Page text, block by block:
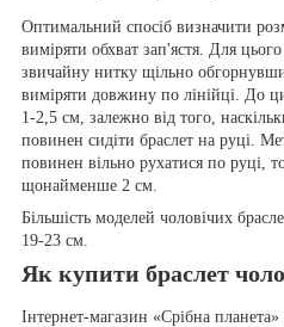
Оптимальний спосіб визначити
виміряти обхват зап'ястя. Для
звичайну нитку щільно обгорнувши
виміряти довжину по лінійці. До
1-2,5 см, залежно від того,
повинен сидіти браслет на руці.
повинен вільно рухатися по руці,
щонайменше 2 см.
Більшість моделей чоловічих
19-23 см.
Як купити браслет
Інтернет-магазин «Срібна